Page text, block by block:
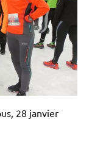
28 janvier